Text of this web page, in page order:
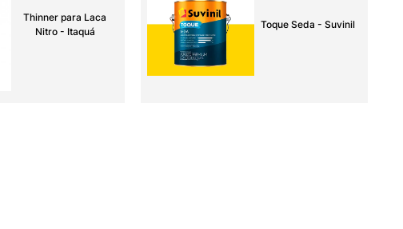
Thinner para Laca
Nitro - Itaquá
Toque Seda - Suvinil